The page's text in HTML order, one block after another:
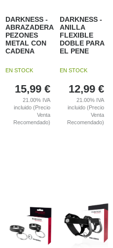
DARKNESS -
ABRAZADERA
PEZONES
METAL CON
CADENA
EN STOCK
15,99 €
21.00% IVA
incluido (Precio
Venta
Recomendado)
DARKNESS -
ANILLA
FLEXIBLE
DOBLE PARA
EL PENE
EN STOCK
12,99 €
21.00% IVA
incluido (Precio
Venta
Recomendado)